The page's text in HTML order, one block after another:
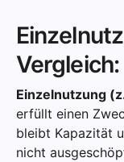
Vergleich:
Einzelnutzung
erfüllt einen
bleibt Kapazität
nicht